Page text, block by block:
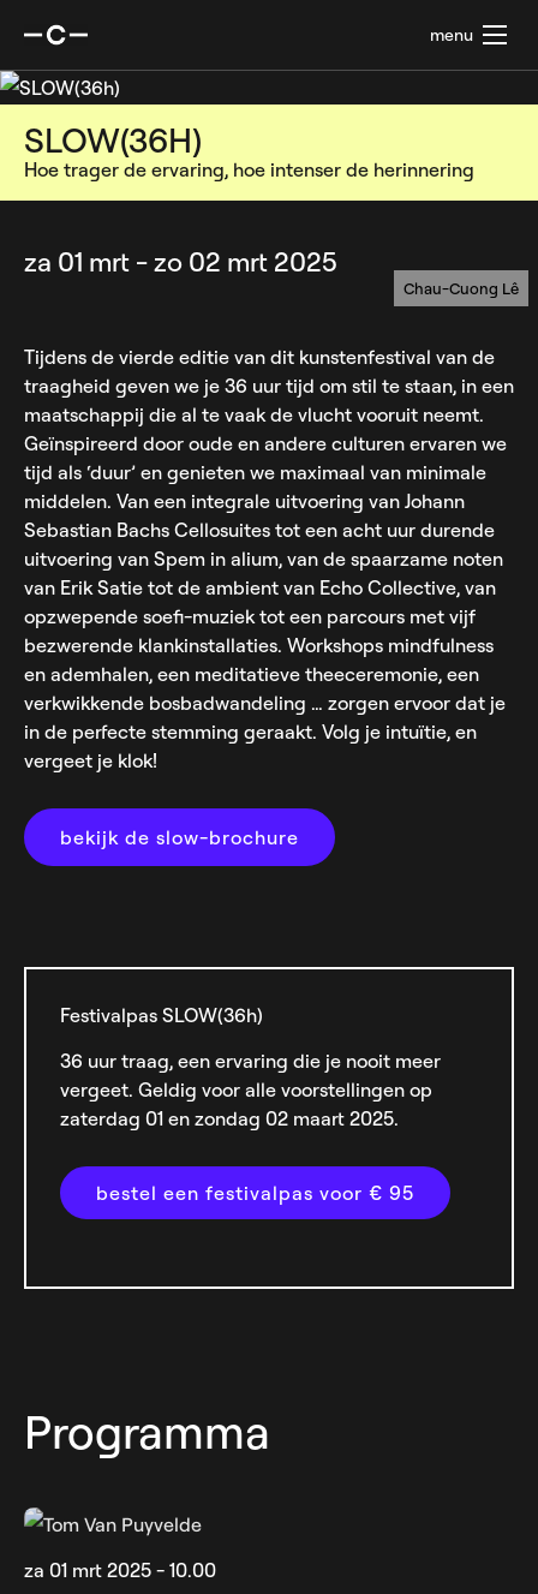
Ga naar de hoofdcontent
menu
SLOW(36H)
Hoe trager de ervaring, hoe intenser de herinnering
Chau-Cuong Lê
za 01 mrt -zo 02 mrt 2025
Tijdens de vierde editie van dit kunstenfestival van de
traagheid geven we je 36 uur tijd om stil te staan, in een
maatschappij die al te vaak de vlucht vooruit neemt.
Geïnspireerd door oude en andere culturen ervaren we
tijd als ‘duur’ en genieten we maximaal van minimale
middelen. Van een integrale uitvoering van Johann
Sebastian Bachs Cellosuites tot een acht uur durende
uitvoering van Spem in alium, van de spaarzame noten
van Erik Satie tot de ambient van Echo Collective, van
opzwepende soefi-muziek tot een parcours met vijf
bezwerende klankinstallaties. Workshops mindfulness
en ademhalen, een meditatieve theeceremonie, een
verkwikkende bosbadwandeling … zorgen ervoor dat je
in de perfecte stemming geraakt. Volg je intuïtie, en
vergeet je klok!
bekijk de slow-brochure
Festivalpas SLOW(36h)
36 uur traag, een ervaring die je nooit meer
vergeet. Geldig voor alle voorstellingen op
zaterdag 01 en zondag 02 maart 2025.
bestel een festivalpas voor € 95
Programma
za 01 mrt 2025 - 10.00